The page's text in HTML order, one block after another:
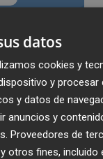
datos
cookies y
y
y datos de
anuncios y
Proveedores de
otros fines,